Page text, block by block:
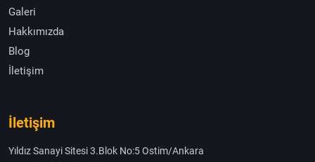
Galeri
Hakkımızda
Blog
İletişim
İletişim
Yıldız Sanayi Sitesi 3.Blok No:5 Ostim/Ankara